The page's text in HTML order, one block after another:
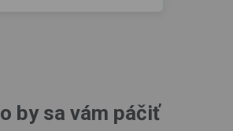
by sa vám páčiť